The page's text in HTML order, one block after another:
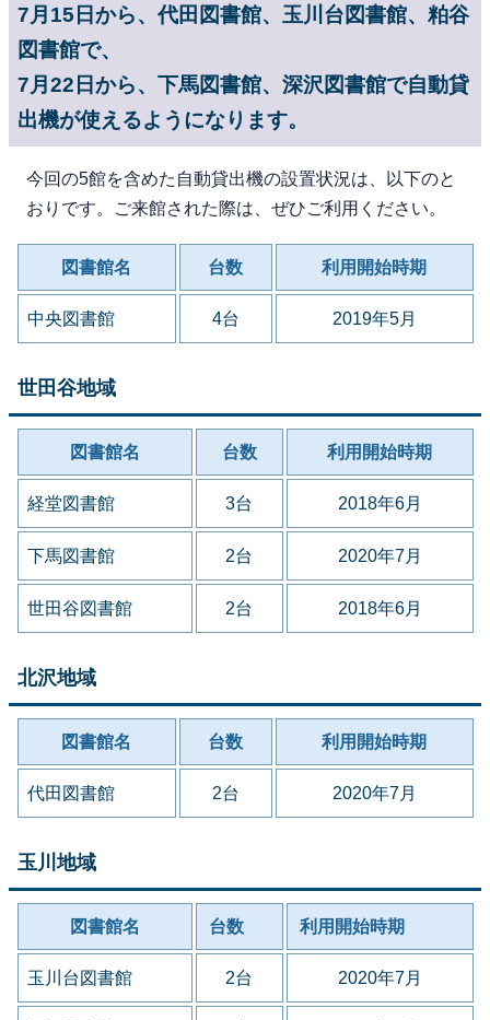
7月15日から、代田図書館、玉川台図書館、粕谷
図書館で、
7月22日から、下馬図書館、深沢図書館で自動貸
出機が使えるようになります。
今回の5館を含めた自動貸出機の設置状況は、以下のと
おりです。ご来館された際は、ぜひご利用ください。
図書館名 台数 利用開始時期
中央図書館 4台 2019年5月
世田谷地域
図書館名 台数 利用開始時期
経堂図書館 3台 2018年6月
下馬図書館 2台 2020年7月
世田谷図書館 2台 2018年6月
北沢地域
図書館名 台数 利用開始時期
代田図書館 2台 2020年7月
玉川地域
図書館名 台数 利用開始時期
玉川台図書館 2台 2020年7月